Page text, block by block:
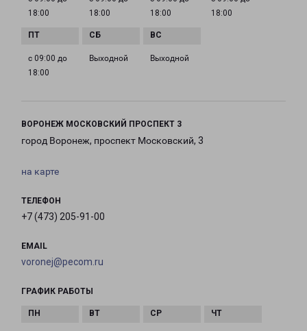
18:00
18:00
18:00
18:00
с 09:00 до
18:00
Выходной Выходной
ВОРОНЕЖ МОСКОВСКИЙ ПРОСПЕКТ 3
город Воронеж, проспект Московский, 3
на карте
ТЕЛЕФОН
+7 (473) 205-91-00
EMAIL
voronej@pecom.ru
ГРАФИК РАБОТЫ